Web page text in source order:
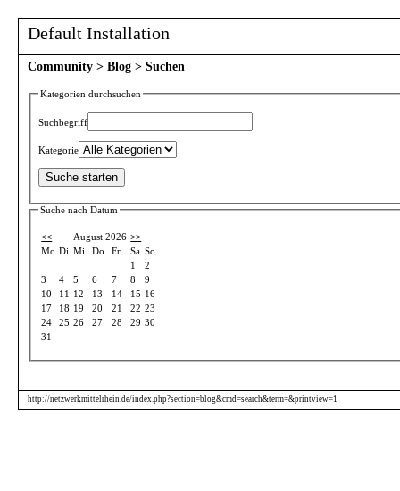
Default Installation
Community > Blog > Suchen
Kategorien durchsuchen
Suchbegriff
Kategorie
Suche nach Datum
<< August 2026 >>
Mo Di Mi Do Fr Sa So
1
2
3
4 5 6 7 8
9
10
11 12 13 14 15 16
17
18 19 20 21 22 23
24
25 26 27 28 29 30
31
http://netzwerkmittelrhein.de/index.php?section=blog&cmd=search&term=&printview=1